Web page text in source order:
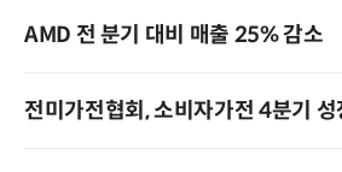
AMD 전 분기 대비 매출 25% 감소
전미가전협회, 소비자가전 4분기